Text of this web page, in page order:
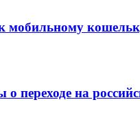
переходе на